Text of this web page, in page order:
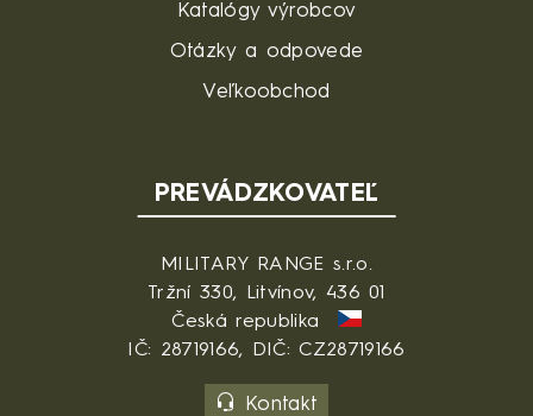
Katalógy výrobcov
Otázky a odpovede
Veľkoobchod
PREVÁDZKOVATEĽ
MILITARY RANGE s.r.o.
Tržní 330, Litvínov, 436 01
Česká republika
IČ: 28719166, DIČ: CZ28719166
Kontakt